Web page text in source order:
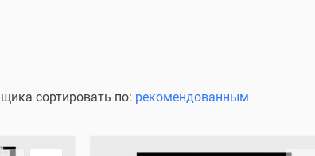
сортировать по: рекомендованным